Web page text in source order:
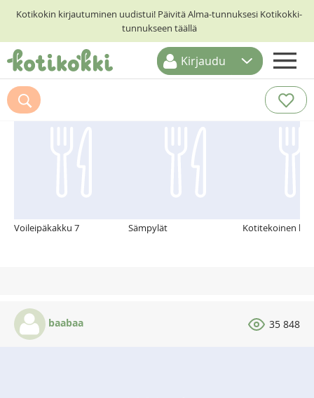
Kotikokin kirjautuminen uudistui! Päivitä Alma-tunnuksesi Kotikokki-
tunnukseen täällä
ETUSIVU
RESEPTIHAKU
Kirjaudu
Suosittelemme myös
Voileipäkakku 7 Sämpylät Kotitekoinen
baabaa 35 848